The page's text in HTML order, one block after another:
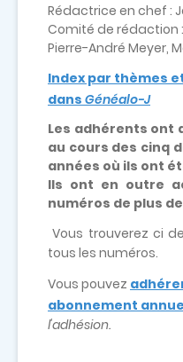
Rédactrice en chef :
Comité de rédaction
Pierre-André Meyer,
Index par thèmes
dans Généalo-J
Les adhérents ont
au cours des cinq
années où ils ont
Ils ont en outre
numéros de plus
Vous trouverez ci
tous les numéros.
Vous pouvez
abonnement
l'adhésion.